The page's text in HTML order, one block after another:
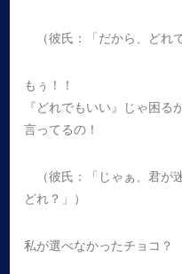
（彼氏：「だから、どれ
もぅ！！
『どれでもいい』じゃ困
言ってるの！
（彼氏：「じゃぁ、君が
どれ？」）
私が選べなかったチョコ？